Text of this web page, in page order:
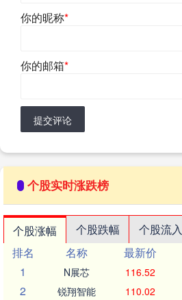
你的昵称*
你的邮箱*
提交评论
个股实时涨跌榜
个股涨幅 个股跌幅 个股流入
排名
名称 最新价
1
N展芯 116.52
2 锐翔智能 110.02